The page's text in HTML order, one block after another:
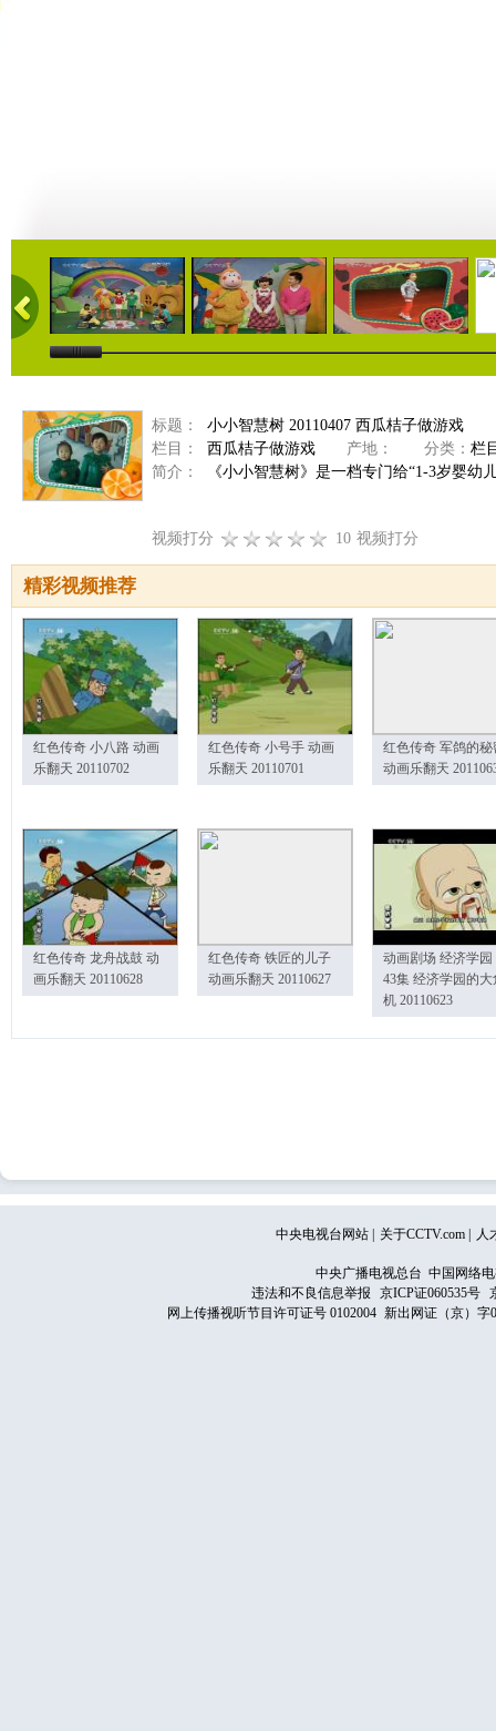
06:52 09:31 12:13
标题：
小小智慧树 20110407 西瓜桔子做游戏
栏目：
西瓜桔子做游戏 产地： 分类： 栏
简介：
《小小智慧树》是一档专门给“1-3岁婴
视频打分 10 视频打分
精彩视频推荐
红色传奇 小八路 动画
乐翻天 20110702
红色传奇 小号手 动画
乐翻天 20110701
红色传奇 军鸽的秘
动画乐翻天
红色传奇 龙舟战鼓 动
画乐翻天 20110628
红色传奇 铁匠的儿子
动画乐翻天 20110627
动画剧场 经济学园
43集 经济学园的大
机 20110623
中央电视台网站 关于CCTV.com 人
中央广播电视总台 中国网络
违法和不良信息举报
京ICP证060535号
网上传播视听节目许可证号 0102004 新出网证（京）